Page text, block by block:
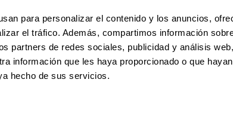
para personalizar el contenido y los anuncios,
el tráfico. Además, compartimos información
partners de redes sociales, publicidad y análisis web,
información que les haya proporcionado o que hayan
hecho de sus servicios.